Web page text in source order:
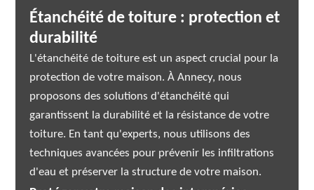
Étanchéité de toiture : protection et
durabilité
L'étanchéité de toiture est un aspect crucial pour la
protection de votre maison. À Annecy, nous
proposons des solutions d'étanchéité qui
garantissent la durabilité et la résistance de votre
toiture. En tant qu'experts, nous utilisons des
techniques avancées pour prévenir les infiltrations
d'eau et préserver la structure de votre maison.